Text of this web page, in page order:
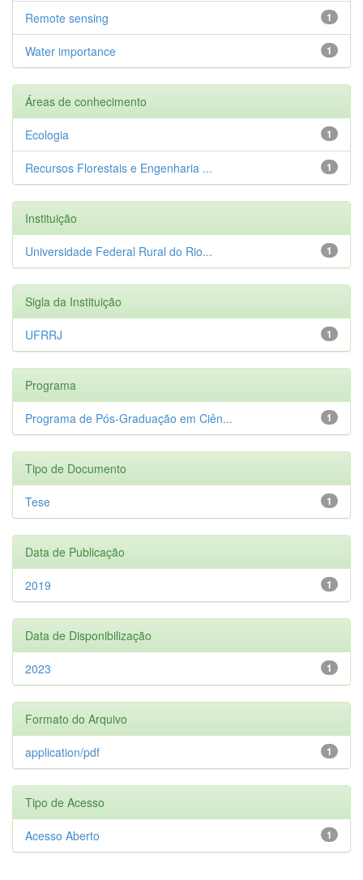
1
Remote sensing
1
Water importance
Áreas de conhecimento
1
Ecologia
1
Recursos Florestais e Engenharia ...
Instituição
1
Universidade Federal Rural do Rio...
Sigla da Instituição
1
UFRRJ
Programa
1
Programa de Pós-Graduação em Ciên...
Tipo de Documento
1
Tese
Data de Publicação
1
2019
Data de Disponibilização
1
2023
Formato do Arquivo
1
application/pdf
Tipo de Acesso
1
Acesso Aberto